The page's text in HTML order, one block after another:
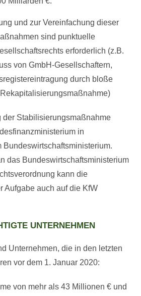
und zur Vereinfachung dieser
sind punktuelle
erforderlich (z.B.
von GmbH-Gesellschaftern,
durch bloße
der Stabilisierungsmaßnahme
in
Bundeswirtschaftsministerium.
das Bundeswirtschaftsministerium
kann die
Aufgabe auch auf die KfW
UNTERNEHMEN
Unternehmen, die in den letzten
vor dem 1. Januar 2020:
von mehr als 43 Millionen € und